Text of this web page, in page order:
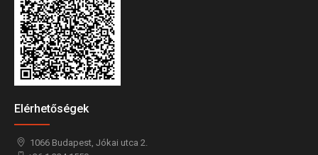
Elérhetőségek
1066Budapest, Jókai utca 2.